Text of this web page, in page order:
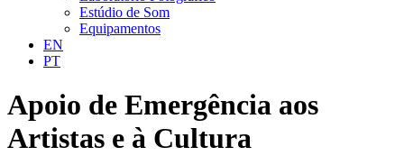
Estúdio de Som
Equipamentos
EN
PT
Apoio de Emergência aos
Artistas e à Cultura